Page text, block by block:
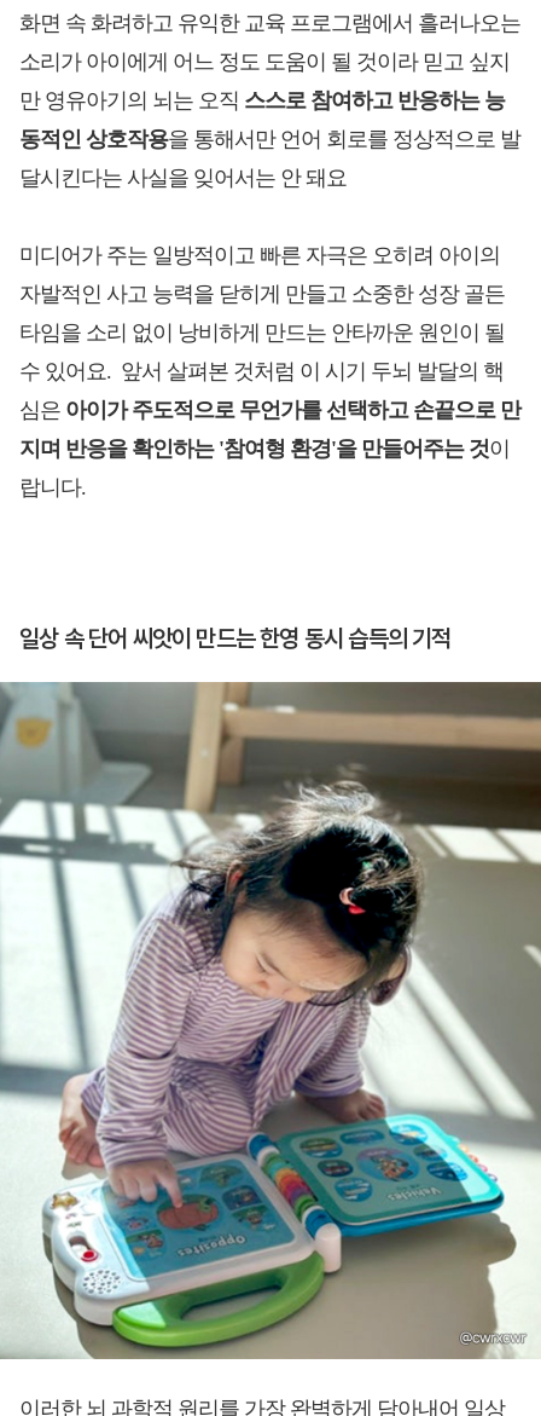
화면 속 화려하고 유익한 교육 프로그램에서 흘러나오는
소리가 아이에게 어느 정도 도움이 될 것이라 믿고 싶지
만 영유아기의 뇌는 오직 스스로 참여하고 반응하는 능
동적인 상호작용을 통해서만 언어 회로를 정상적으로 발
달시킨다는 사실을 잊어서는 안 돼요
미디어가 주는 일방적이고 빠른 자극은 오히려 아이의
자발적인 사고 능력을 닫히게 만들고 소중한 성장 골든
타임을 소리 없이 낭비하게 만드는 안타까운 원인이 될
수 있어요. 앞서 살펴본 것처럼 이 시기 두뇌 발달의 핵
심은 아이가 주도적으로 무언가를 선택하고 손끝으로 만
지며 반응을 확인하는 '참여형 환경'을 만들어주는 것이
랍니다.
일상 속 단어 씨앗이 만드는 한영 동시 습득의 기적
이러한 뇌 과학적 원리를 가장 완벽하게 담아내어 일상